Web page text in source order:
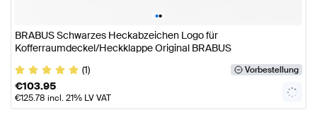
••
BRABUS Schwarzes Heckabzeichen Logo für
Kofferraumdeckel/Heckklappe Original BRABUS
(1)
Vorbestellung
€103.95
€125.78 incl. 21% LV VAT